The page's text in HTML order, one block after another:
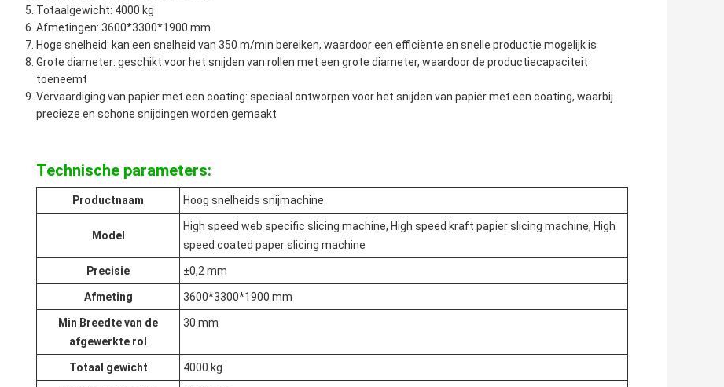
Totaalgewicht: 4000 kg
Afmetingen: 3600*3300*1900 mm
Hoge snelheid: kan een snelheid van 350 m/min bereiken, waardoor een efficiënte en snelle productie mogelijk is
Grote diameter: geschikt voor het snijden van rollen met een grote diameter, waardoor de productiecapaciteit
toeneemt
Vervaardiging van papier met een coating: speciaal ontworpen voor het snijden van papier met een coating, waarbij
precieze en schone snijdingen worden gemaakt
Technische parameters:
Productnaam Hoog snelheids snijmachine
Model
High speed web specific slicing machine, High speed kraft papier slicing machine, High
speed coated paper slicing machine
Precisie ±0,2 mm
Afmeting 3600*3300*1900 mm
Min Breedte van de
afgewerkte rol
30 mm
Totaal gewicht 4000 kg